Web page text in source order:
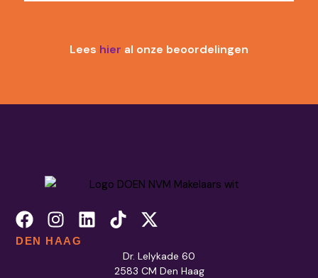
Lees hier al onze beoordelingen
DEN HAAG
Dr. Lelykade 60
2583 CM Den Haag